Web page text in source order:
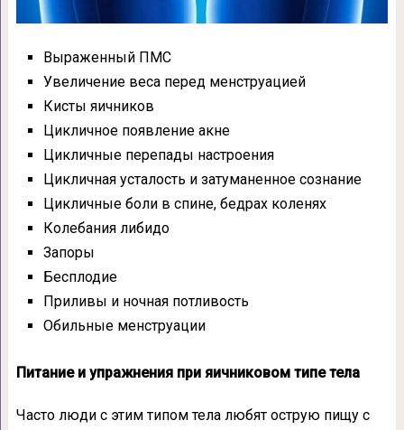
Выраженный ПМС
Увеличение веса перед менструацией
Кисты яичников
Цикличное появление акне
Цикличные перепады настроения
Цикличная усталость и затуманенное сознание
Цикличные боли в спине, бедрах коленях
Колебания либидо
Запоры
Бесплодие
Приливы и ночная потливость
Обильные менструации
Питание и упражнения при яичниковом типе тела
Часто люди с этим типом тела любят острую пищу с